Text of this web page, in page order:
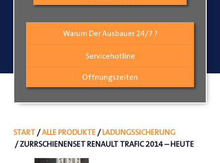
Warum Der Ausbauer 24/7 ?
Servicehotline
Öffnungszeiten
START/ALLE PRODUKTE/LADUNGSSICHERUNG
/ ZURRSCHIENENSET RENAULT TRAFIC 2014 – HEUTE